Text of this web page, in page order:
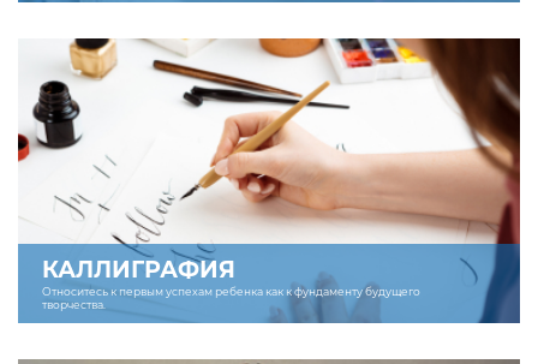
КАЛЛИГРАФИЯ
Относитесь к первым успехам ребенка как к фундаменту будущего
творчества.